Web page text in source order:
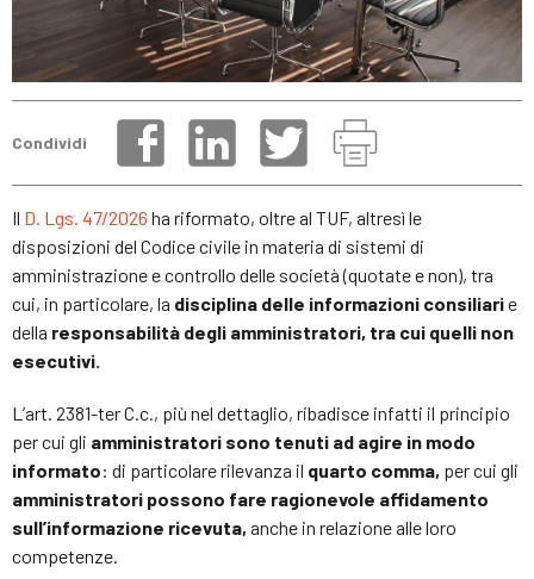
Condividi
Il D. Lgs. 47/2026 ha riformato, oltre al TUF, altresì le
disposizioni del Codice civile in materia di sistemi di
amministrazione e controllo delle società (quotate e non), tra
cui, in particolare, la disciplina delle informazioni consiliarie
della responsabilità degli amministratori, tra cui quelli non
esecutivi.
L’art. 2381-ter C.c., più nel dettaglio, ribadisce infatti il principio
per cui gli amministratori sono tenuti ad agire in modo
informato: di particolare rilevanza il quarto comma, per cui gli
amministratori possono fare ragionevole affidamento
sull’informazione ricevuta, anche in relazione alle loro
competenze.